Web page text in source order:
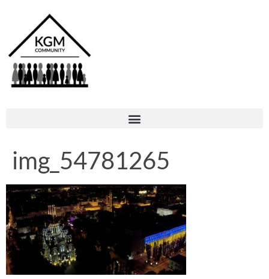
img_54781265